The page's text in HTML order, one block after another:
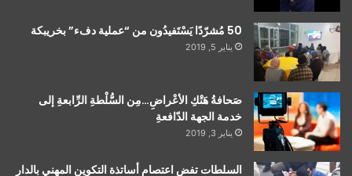
50 مُشرّدًا يَسْتَفيدُون من “عملية دفء” بخريبكة
يناير 5, 2019
صَحافةُ هَتْكِ الأعْراضِ…مِن السُّلْطةِ الرِّابعةِ إلى
خدمة الجهة الدّافعةِ
يناير 3, 2019
السلطات تفض اعتصام أساتذة التكوين المهني بالدار